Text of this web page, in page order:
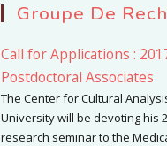
Groupe De
Call for Applications :
Postdoctoral Associates
The Center for Cultural
University will be devoting his
research seminar to the